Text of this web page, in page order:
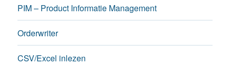
PIM – Product Informatie Management
Orderwriter
CSV/Excel inlezen